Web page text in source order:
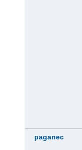
paganec